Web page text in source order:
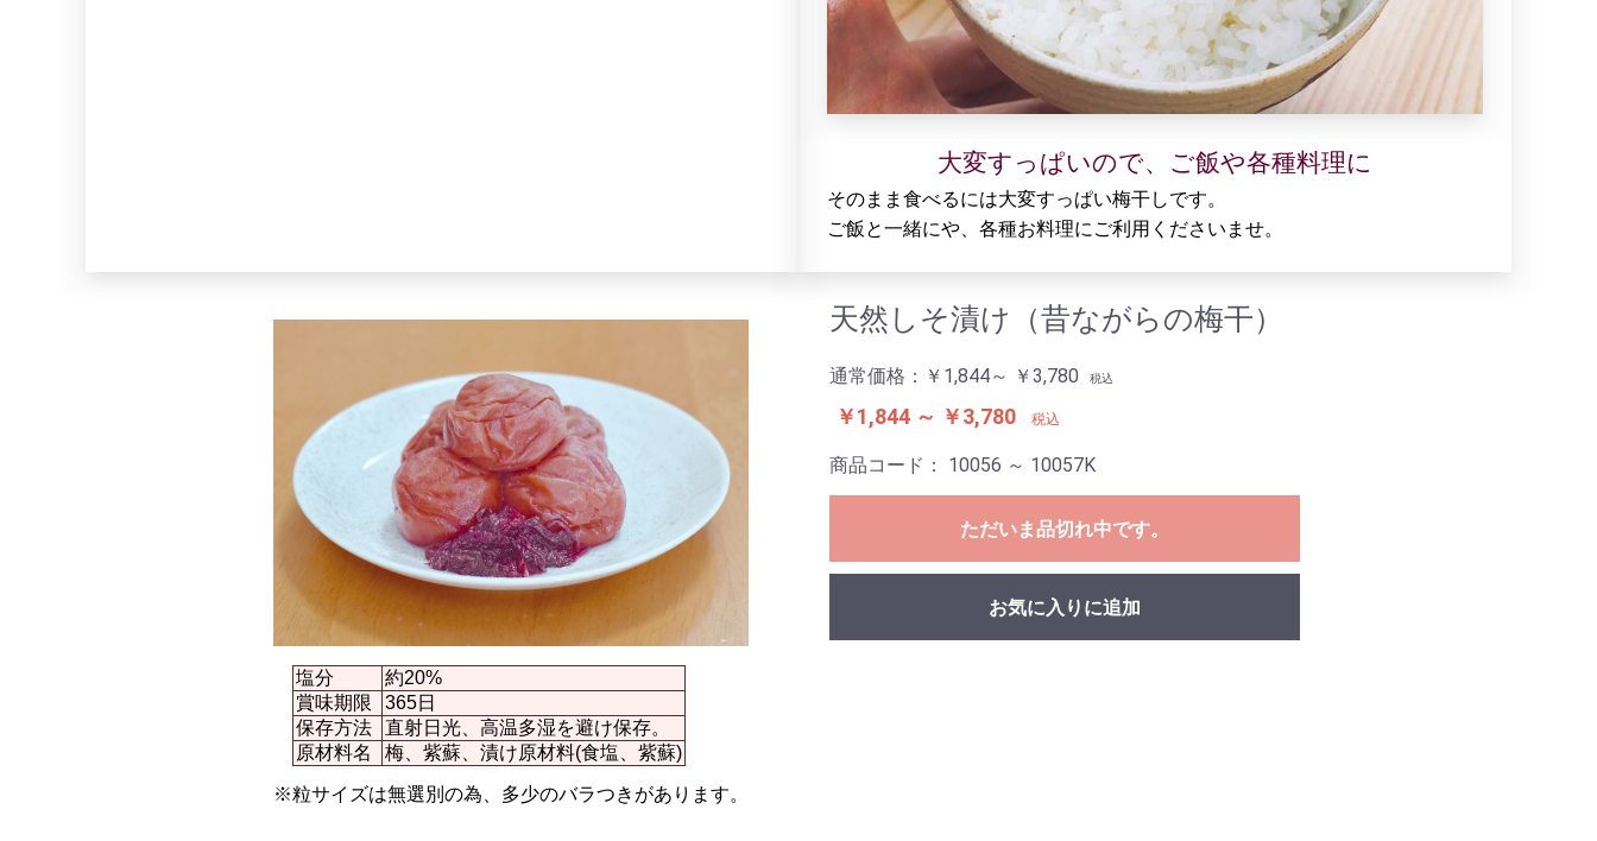
大変すっぱいので、ご飯や各種料理に
そのまま食べるには大変すっぱい梅干しです。
ご飯と一緒にや、各種お料理にご利用くださいませ。
塩分
約20%
賞味期限
365日
保存方法
直射日光、高温多湿を避け保存。
原材料名
梅、紫蘇、漬け原材料(食塩、紫蘇)
※粒サイズは無選別の為、多少のバラつきがあります。